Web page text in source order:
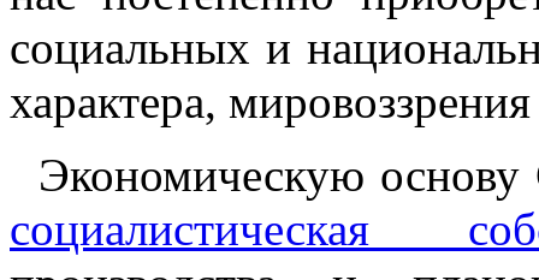
социальных и
характера,
Экономическую
социалистическая